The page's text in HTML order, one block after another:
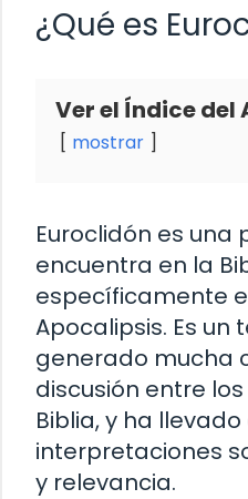
¿Qué es
Ver el Índice
mostrar
Euroclidón es una
encuentra en la
específicamente
Apocalipsis. Es un
generado mucha
discusión entre
Biblia, y ha
interpretaciones
y relevancia.